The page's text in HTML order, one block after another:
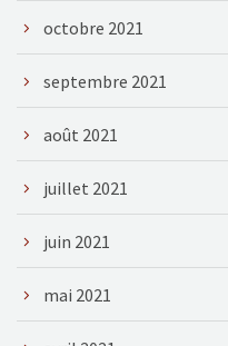
octobre 2021
septembre 2021
août 2021
juillet 2021
juin 2021
mai 2021